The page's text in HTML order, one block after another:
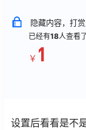
隐藏内容，打
已经有18人查看
￥ 1
设置后看看是不